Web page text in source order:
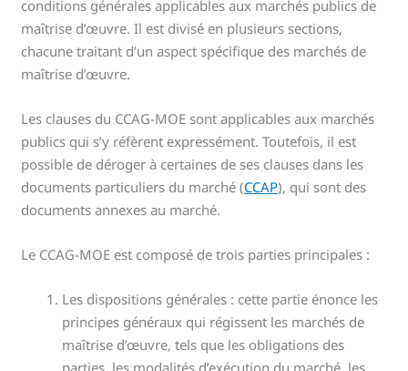
conditions générales applicables aux marchés publics de
maîtrise d’œuvre. Il est divisé en plusieurs sections,
chacune traitant d’un aspect spécifique des marchés de
maîtrise d’œuvre.
Les clauses du CCAG-MOE sont applicables aux marchés
publics qui s’y réfèrent expressément. Toutefois, il est
possible de déroger à certaines de ses clauses dans les
documents particuliers du marché (CCAP), qui sont des
documents annexes au marché.
Le CCAG-MOE est composé de trois parties principales :
Les dispositions générales : cette partie énonce les
principes généraux qui régissent les marchés de
maîtrise d’œuvre, tels que les obligations des
parties, les modalités d’exécution du marché, les